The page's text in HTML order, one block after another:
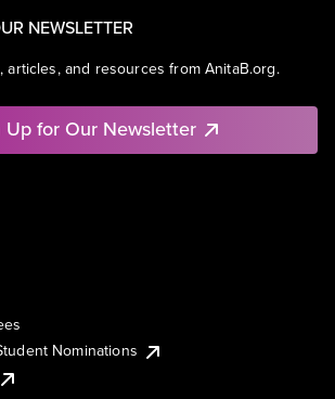
NEWSLETTER
articles, and resources from AnitaB.org.
Up for Our Newsletter
Nominations